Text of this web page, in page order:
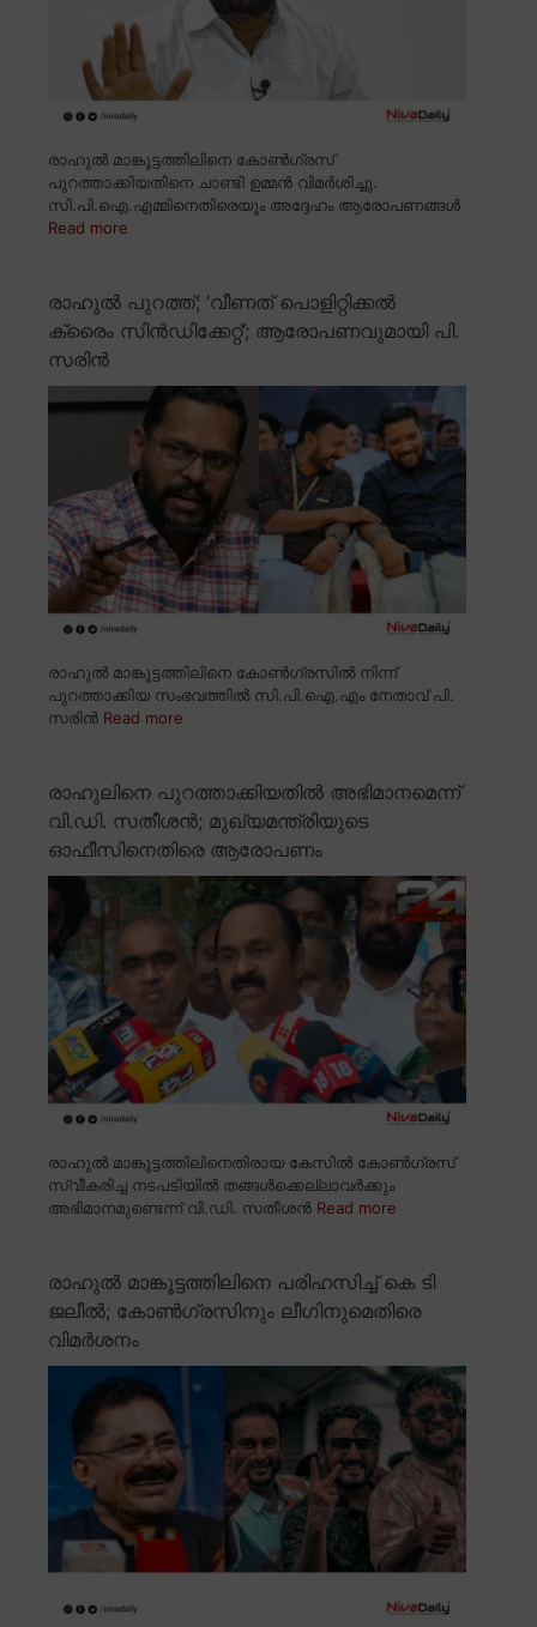
രാഹുൽ മാങ്കൂട്ടത്തിലിനെ കോൺഗ്രസ്
പുറത്താക്കിയതിനെ ചാണ്ടി ഉമ്മൻ വിമർശിച്ചു.
സി.പി.ഐ.എമ്മിനെതിരെയും അദ്ദേഹം ആരോപണങ്ങൾ
Read more
രാഹുൽ പുറത്ത്; ‘വീണത് പൊളിറ്റിക്കൽ
ക്രൈം സിൻഡിക്കേറ്റ്’; ആരോപണവുമായി പി.
സരിൻ
രാഹുൽ മാങ്കൂട്ടത്തിലിനെ കോൺഗ്രസിൽ നിന്ന്
പുറത്താക്കിയ സംഭവത്തിൽ സി.പി.ഐ.എം നേതാവ് പി.
സരിൻ Read more
രാഹുലിനെ പുറത്താക്കിയതിൽ അഭിമാനമെന്ന്
വി.ഡി. സതീശൻ; മുഖ്യമന്ത്രിയുടെ
ഓഫീസിനെതിരെ ആരോപണം
രാഹുൽ മാങ്കൂട്ടത്തിലിനെതിരായ കേസിൽ കോൺഗ്രസ്
സ്വീകരിച്ച നടപടിയിൽ തങ്ങൾക്കെല്ലാവർക്കും
അഭിമാനമുണ്ടെന്ന് വി.ഡി. സതീശൻ Read more
രാഹുൽ മാങ്കൂട്ടത്തിലിനെ പരിഹസിച്ച് കെ ടി
ജലീൽ; കോൺഗ്രസിനും ലീഗിനുമെതിരെ
വിമർശനം